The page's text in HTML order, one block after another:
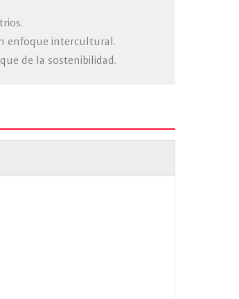
enfoque intercultural.
de la sostenibilidad.